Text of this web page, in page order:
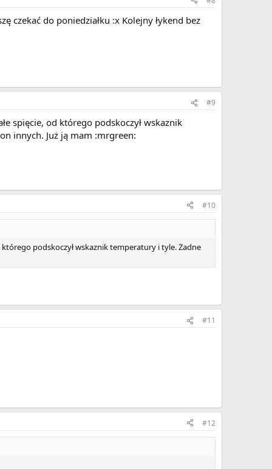
czekać do poniedziałku :x Kolejny łykend bez
#9
spięcie, od którego podskoczył wskaznik
innych. Już ją mam :mrgreen:
#10
którego podskoczył wskaznik temperatury i tyle. Żadne
#11
#12